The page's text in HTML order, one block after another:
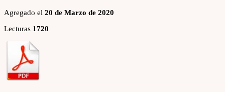
Agregado el 20 de Marzo de 2020
Lecturas 1720